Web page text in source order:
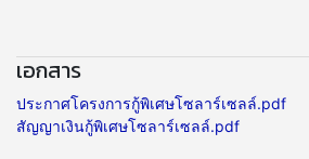
เอกสาร
ประกาศโครงการกู้พิเศษโซลาร์เซลล์.pdf
สัญญาเงินกู้พิเศษโซลาร์เซลล์.pdf